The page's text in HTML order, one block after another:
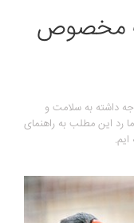
مخصوص
داشته به سلامت و
رد این مطلب به راهنمای